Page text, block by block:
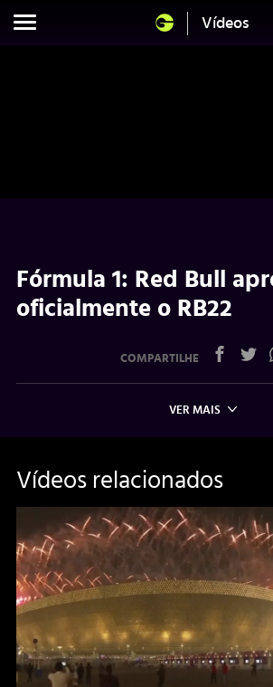
Vídeos
Fórmula 1: Red Bull
oficialmente o RB22
COMPARTILHE
VER MAIS
Vídeos relacionados